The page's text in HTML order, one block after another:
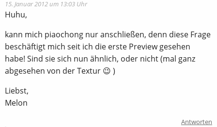
15. Januar 2012 um 13:03 Uhr
Huhu,
kann mich piaochong nur anschließen, denn diese Frage
beschäftigt mich seit ich die erste Preview gesehen
habe! Sind sie sich nun ähnlich, oder nicht (mal ganz
abgesehen von der Textur 😉 )
Liebst,
Melon
Antworten